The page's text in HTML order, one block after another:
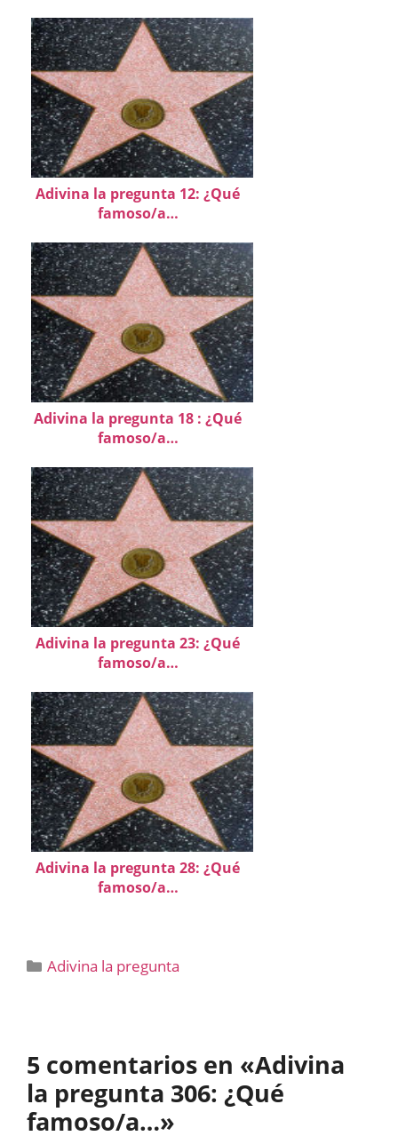
Adivina la pregunta 12: ¿Qué
famoso/a…
Adivina la pregunta 18 : ¿Qué
famoso/a…
Adivina la pregunta 23: ¿Qué
famoso/a…
Adivina la pregunta 28: ¿Qué
famoso/a…
Categorías
Adivina la pregunta
5 comentarios en «Adivina
la pregunta 306: ¿Qué
famoso/a…»